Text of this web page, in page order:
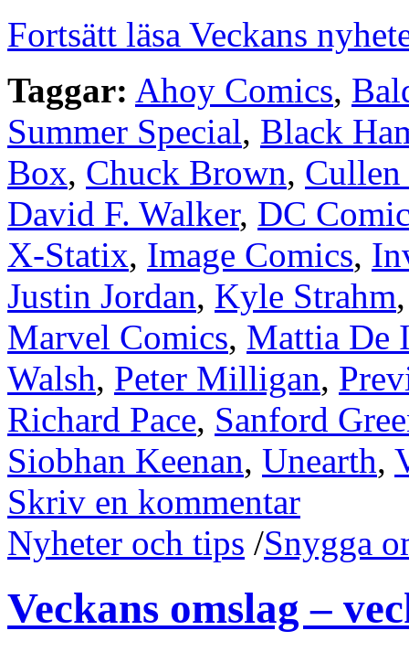
Fortsätt läsa Veckans
Taggar: Ahoy Comics,
Summer Special, Black
Box, Chuck Brown,
David F. Walker, DC
X-Statix, Image Comics,
Justin Jordan, Kyle Strahm
Marvel Comics, Mattia De
Walsh, Peter Milligan,
Richard Pace, Sanford
Siobhan Keenan, Unearth,
Skriv en kommentar
Nyheter och tips /Snygga
Veckans omslag –